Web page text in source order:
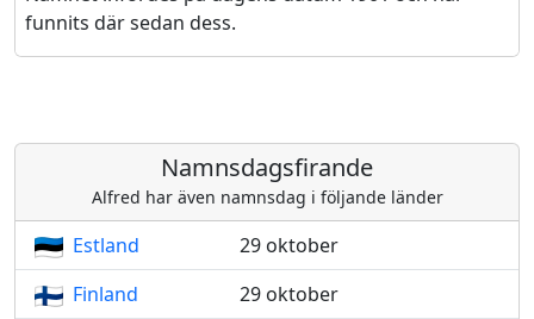
funnits där sedan dess.
Namnsdagsfirande
Alfred har även namnsdag i följande länder
Estland
29 oktober
Finland
29 oktober